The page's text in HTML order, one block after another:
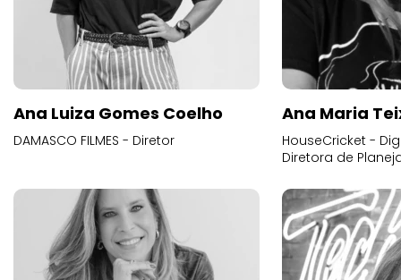
Ana Luiza Gomes Coelho
DAMASCO FILMES - Diretor
Ana Maria
HouseCricket -
Diretora de